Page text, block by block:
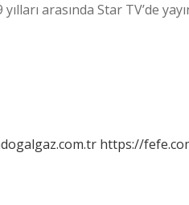
arasında Star TV’de
https://